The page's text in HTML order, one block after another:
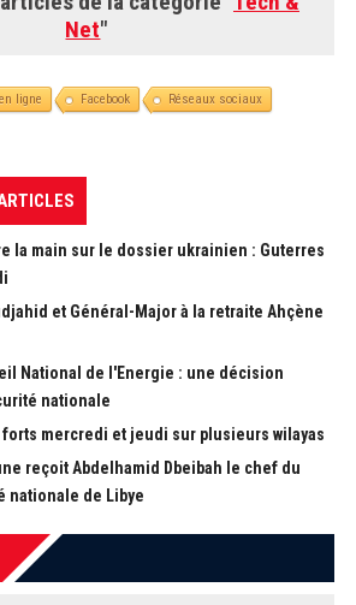
Net"
ligne Facebook
Réseaux sociaux
la main sur le dossier ukrainien : Guterres
et Général-Major à la retraite Ahçène
National de l'Energie : une décision
nationale
mercredi et jeudi sur plusieurs wilayas
reçoit Abdelhamid Dbeibah le chef du
nationale de Libye